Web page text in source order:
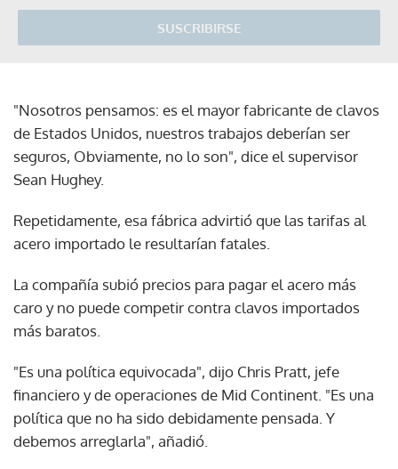
SUSCRIBIRSE
"Nosotros pensamos: es el mayor fabricante de clavos
de Estados Unidos, nuestros trabajos deberían ser
seguros, Obviamente, no lo son", dice el supervisor
Sean Hughey.
Repetidamente, esa fábrica advirtió que las tarifas al
acero importado le resultarían fatales.
La compañía subió precios para pagar el acero más
caro y no puede competir contra clavos importados
más baratos.
"Es una política equivocada", dijo Chris Pratt, jefe
financiero y de operaciones de Mid Continent. "Es una
política que no ha sido debidamente pensada. Y
debemos arreglarla", añadió.